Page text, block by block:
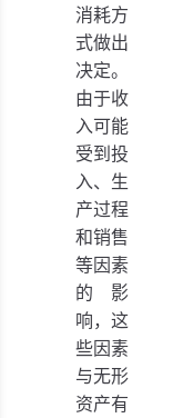
消耗方
式做出
决定。
由于收
入可能
受到投
入、生
产过程
和销售
等因素
的影
响，这
些因素
与无形
资产有